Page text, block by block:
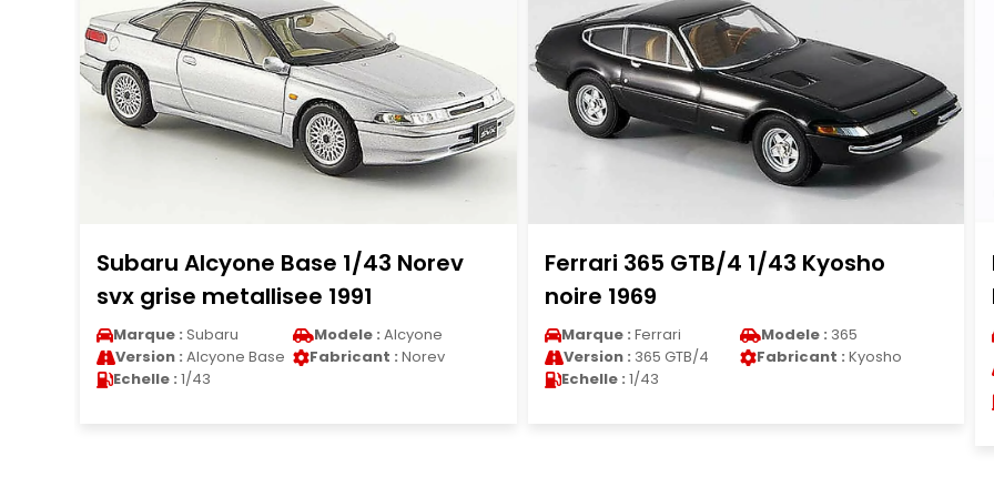
Ferrari 365 GTB/4 1/43 Kyosho
noire 1969
Marque : Ferrari Modele : 365
Version : 365 GTB/4 Fabricant : Kyosho
Echelle : 1/43
Ford Fusion Nascar 1/64 Lionel
Racing No.2 Team Penske Miller Li...
Marque : Ford Modele : Fusion
Version : Fusion Nascar
Fabricant : Lionel